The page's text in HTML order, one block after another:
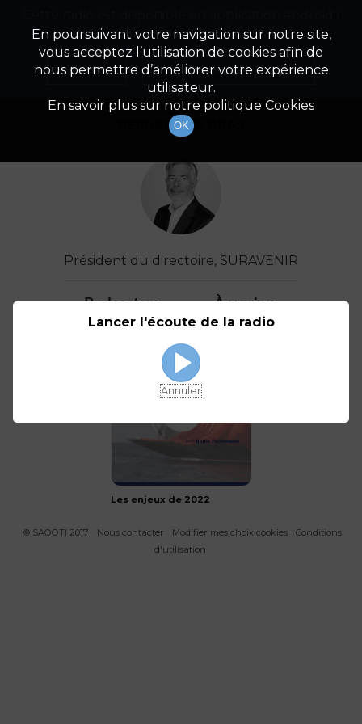
Détail De L'invité(e)
BERNARD LE BRAS
Président du directoire, SURAVENIR
Podcasts À venir
Les enjeux de 2022
© SAOOTI 2017 Nous contacter Modifier mes choix cookies
Conditions
d'utilisation
En poursuivant votre navigation sur notre site,
vous acceptez l’utilisation de cookies afin de
nous permettre d’améliorer votre expérience
utilisateur.
En savoir plus sur notre politique Cookies
OK
Appuyez ci-dessous pour l'installer.
Non merci Télécharger l'application
Lancer l'écoute de la radio
Annuler